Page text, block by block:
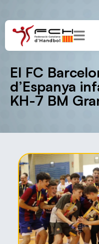
El FC
d’Espanya
KH-7 BM